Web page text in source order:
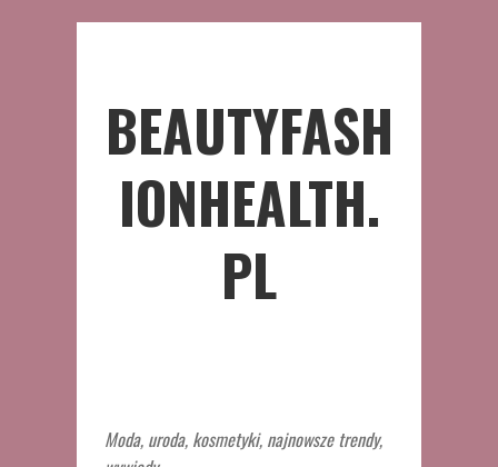
BEAUTYFASH
IONHEALTH.
PL
Moda, uroda, kosmetyki, najnowsze trendy,